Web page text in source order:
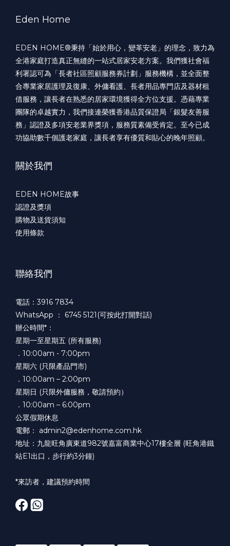
Eden Home
EDEN HOME®️秉持「始於用心，變革安老」的理念，致力為
全港家庭打造真正無縫的一站式居家安老方案。我們獲社會福
利署認可為「長者社區照顧服務券計劃」服務機構，並全面整
合專業家居護理及復康、外傭看護、長者用品專門店及器材租
借服務，讓長者在熟悉的居家環境獲得全方位支援。憑藉專業
團隊的卓越實力，我們接連榮獲香港品質保證局「銀髮友善服
務」認證及多項安老業界獎項，服務質素備受肯定。至今已成
功協助數千個護老家庭，讓長者享有優質和貼心的晚年照顧。
關於我們
EDEN HOME故事
認證及獎項
購物及送貨須知
使用條款
聯絡我們
電話：3916 7834
WhatsApp ： 6745 5121(可按此打開對話)
辦公時間*：
星期一至星期五 (所有服務)
．10:00am - 7:00pm
星期六 (只限產品門市)
．10:00am – 2:00pm
星期日 (只限外傭服務，敬請預約）
．10:00am – 6:00pm
公眾假期休息
電郵： admin2@edenhome.com.hk
地址：九龍旺角廣東道982號嘉富商業中心17樓全層 (旺角港鐵
站E1出口，步行約3分鐘)
*來訪者，建議預約時間